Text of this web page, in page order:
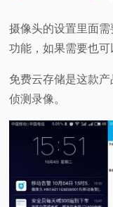
摄像头的设置里面
功能，如果需要也可
免费云存储是这款
侦测录像。